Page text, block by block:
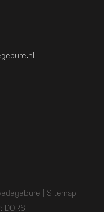
| Sitemap
DORST